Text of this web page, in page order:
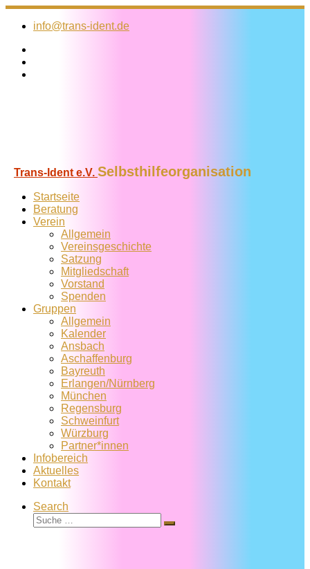
Zum
Inhalt
info@trans-ident.de
Trans-Ident e.V. Selbsthilfeorganisation
Startseite
Beratung
Verein
Allgemein
Vereins­geschichte
Satzung
Mitglied­schaft
Vorstand
Spenden
Gruppen
Allgemein
Kalender
Ansbach
Aschaffenburg
Bayreuth
Erlangen/Nürnberg
München
Regensburg
Schweinfurt
Würzburg
Partner*innen
Infobereich
Aktuelles
Kontakt
Search
Suche
Suche